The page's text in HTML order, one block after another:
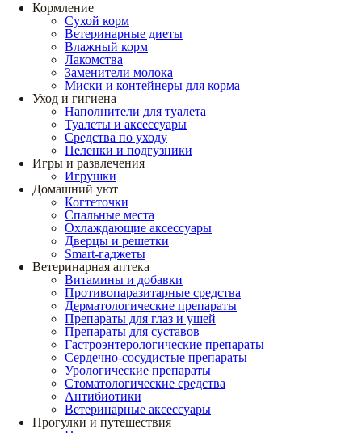
Кормление
Сухой корм
Ветеринарные диеты
Влажный корм
Лакомства
Заменители молока
Миски и контейнеры для корма
Уход и гигиена
Наполнители для туалета
Туалеты и аксессуары
Средства по уходу
Пеленки и подгузники
Игры и развлечения
Игрушки
Домашний уют
Когтеточки
Спальные места
Охлаждающие аксессуары
Дверцы и решетки
Smart-гаджеты
Ветеринарная аптека
Витамины и добавки
Противопаразитарные средства
Дерматологические препараты
Препараты для глаз и ушей
Препараты для суставов
Гастроэнтерологические препараты
Сердечно-сосудистые препараты
Урологические препараты
Стоматологические средства
Антибиотики
Ветеринарные аксессуары
Прогулки и путешествия